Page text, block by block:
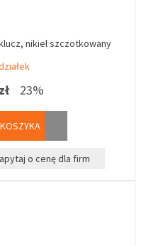
klucz, nikiel szczotkowany
23%
o cenę dla firm